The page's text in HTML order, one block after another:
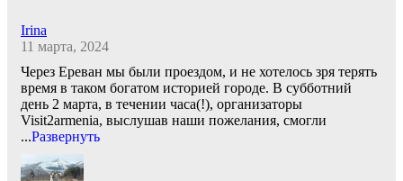
Irina
11 марта, 2024
Через Ереван мы были проездом, и не хотелось зря терять
время в таком богатом историей городе. В субботний
день 2 марта, в течении часа(!), организаторы
Visit2armenia, выслушав наши пожелания, смогли
...Развернуть